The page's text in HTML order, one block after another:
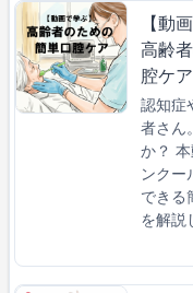
【動
高齢
腔ケア
認知症
者さん
か？
ンクー
できる
を解説